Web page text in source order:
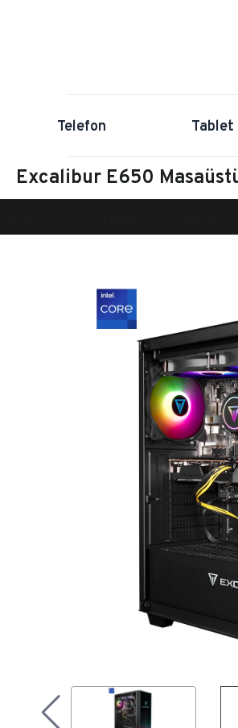
Telefon Tablet
Excalibur E650